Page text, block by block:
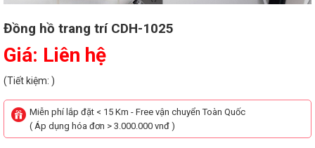
Đồng hồ trang trí CDH-1025
Giá: Liên hệ
(Tiết kiệm: )
Miễn phí lắp đặt < 15 Km - Free vận chuyển Toàn Quốc
( Áp dụng hóa đơn > 3.000.000 vnđ )